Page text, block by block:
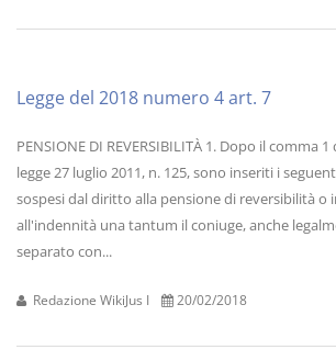
Legge del 2018 numero 4 art. 7
PENSIONE DI REVERSIBILITÀ 1. Dopo il comma
legge 27 luglio 2011, n. 125, sono inseriti i
sospesi dal diritto alla pensione di reversibilità o
all'indennità una tantum il coniuge, anche
separato con...
Redazione WikiJus I 20/02/2018